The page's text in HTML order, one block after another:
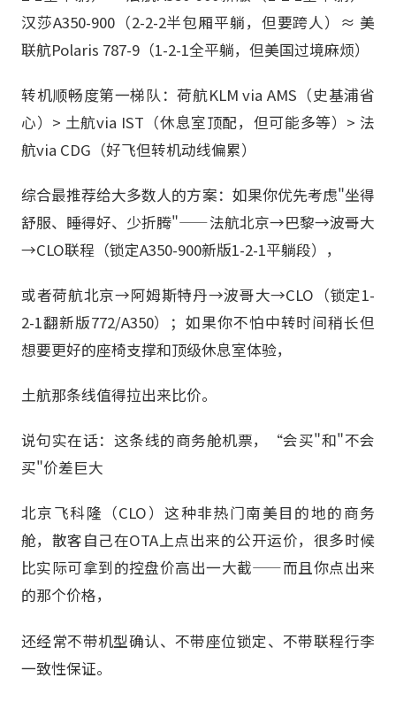
汉莎A350-900（2-2-2半包厢平躺，但要跨人）≈ 美
联航Polaris 787-9（1-2-1全平躺，但美国过境麻烦）
转机顺畅度第一梯队：荷航KLM via AMS（史基浦省
心）> 土航via IST（休息室顶配，但可能多等）> 法
航via CDG（好飞但转机动线偏累）
综合最推荐给大多数人的方案：如果你优先考虑"坐得
舒服、睡得好、少折腾"——法航北京→巴黎→波哥大
→CLO联程（锁定A350-900新版1-2-1平躺段），
或者荷航北京→阿姆斯特丹→波哥大→CLO（锁定1-
2-1翻新版772/A350）；如果你不怕中转时间稍长但
想要更好的座椅支撑和顶级休息室体验，
土航那条线值得拉出来比价。
说句实在话：这条线的商务舱机票，“会买"和"不会
买"价差巨大
北京飞科隆（CLO）这种非热门南美目的地的商务
舱，散客自己在OTA上点出来的公开运价，很多时候
比实际可拿到的控盘价高出一大截——而且你点出来
的那个价格，
还经常不带机型确认、不带座位锁定、不带联程行李
一致性保证。